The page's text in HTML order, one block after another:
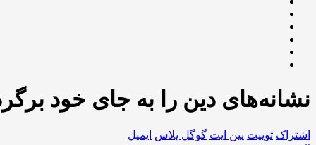
نشانه‌های دین را به جای خود
اشتراک توییت پین ایت گوگل‌ پلاس ایمیل